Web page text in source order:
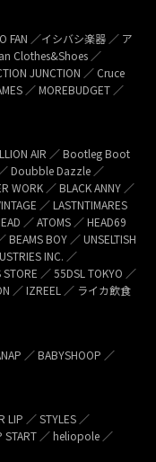
FAN ／イシバシ楽器 ／ ア
Clothes&Shoes ／
JUNCTION ／ Cruce
／ MOREBUDGET ／
AIR ／ Bootleg Boot
Doubble Dazzle ／
WORK ／ BLACK ANNY ／
／ LASTNTIMARES
／ ATOMS ／ HEAD69
BEAMS BOY ／ UNSELTISH
INC. ／
STORE ／ 55DSL TOKYO ／
／ IZREEL ／ ライカ飲食
／ BABYSHOOP ／
LIP ／ STYLES ／
START ／ heliopole ／